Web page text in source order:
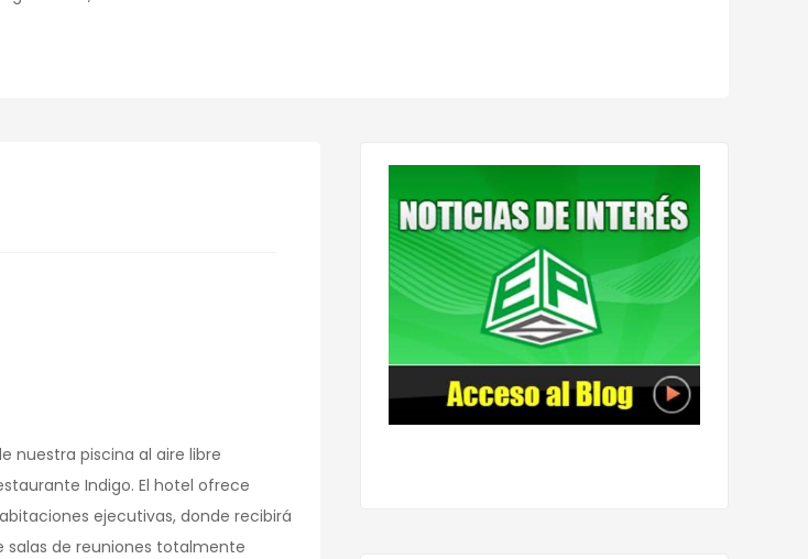
nuestra piscina al aire libre
Indigo. El hotel ofrece
ejecutivas, donde recibirá
salas de reuniones totalmente